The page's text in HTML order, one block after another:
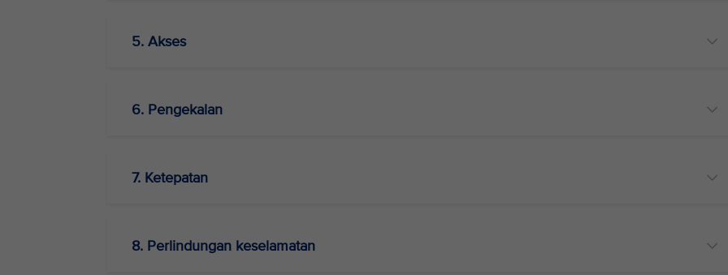
5. Akses
6. Pengekalan
7. Ketepatan
8. Perlindungan keselamatan